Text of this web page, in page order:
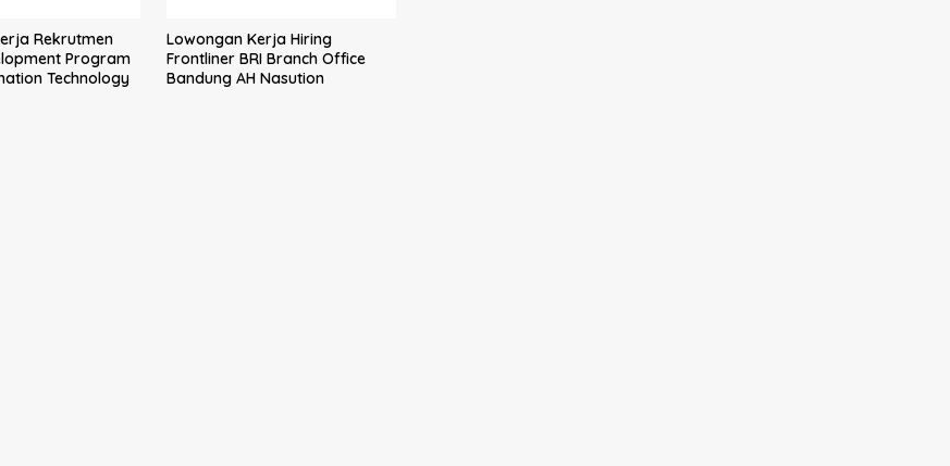
Rekrutmen
Program
Technology
Lowongan Kerja Hiring
Frontliner BRI Branch Office
Bandung AH Nasution